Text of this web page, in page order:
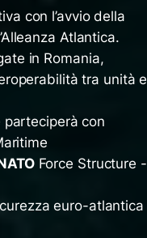
con l’avvio della
Atlantica.
in Romania,
tra unità e
parteciperà con
Force Structure
euro-atlantica